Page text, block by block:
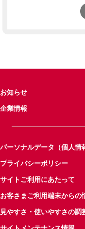
お知らせ
企業情報
パーソナルデータ（個人情
プライバシーポリシー
サイトご利用にあたって
お客さまご利用端末からの
見やすさ・使いやすさの調